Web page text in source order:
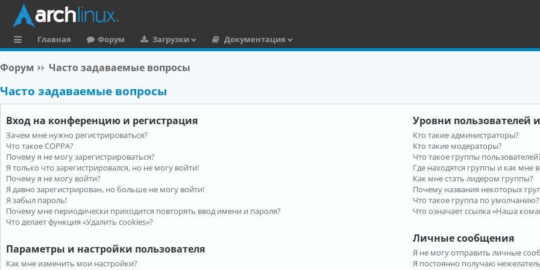
ы
л
Главная Форум Загрузки
Документация
Форум Часто задаваемые вопросы
Часто задаваемые вопросы
Вход на конференцию и регистрация
Зачем мне нужно регистрироваться?
Что такое COPPA?
Почему я не могу зарегистрироваться?
Я только что зарегистрировался, но не могу войти!
Почему я не могу войти?
Я давно зарегистрирован, но больше не могу войти!
Я забыл пароль!
Почему мне периодически приходится повторять ввод имени и пароля?
Что делает функция «Удалить cookies»?
Параметры и настройки пользователя
Как мне изменить мои настройки?
Уровни пользователей
Кто такие администраторы?
Кто такие модераторы?
Что такое группы
Где находятся группы и как мне
Как мне стать лидером группы?
Почему названия некоторых
Что такое группа по умолчанию?
Что означает ссылка «Наша
Личные сообщения
Я не могу отправить личные
Я постоянно получаю